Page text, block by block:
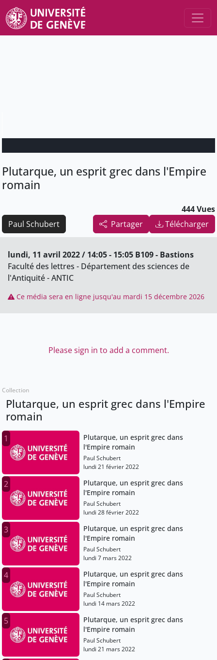
Plutarque, un esprit grec dans l'Empire
romain
444 Vues
Partager
Télécharger
Paul Schubert
lundi, 11 avril 2022 / 14:05 - 15:05 B109 - Bastions
Faculté des lettres - Département des sciences de
l'Antiquité - ANTIC
Ce média sera en ligne jusqu'au mardi 15 décembre 2026
Please sign in to add a comment.
Collection
Plutarque, un esprit grec dans l'Empire
romain
1
Plutarque, un esprit grec dans
l'Empire romain
Paul Schubert
lundi 21 février 2022
2
Plutarque, un esprit grec dans
l'Empire romain
Paul Schubert
lundi 28 février 2022
3
Plutarque, un esprit grec dans
l'Empire romain
Paul Schubert
lundi 7 mars 2022
4
Plutarque, un esprit grec dans
l'Empire romain
Paul Schubert
lundi 14 mars 2022
5
Plutarque, un esprit grec dans
l'Empire romain
Paul Schubert
lundi 21 mars 2022